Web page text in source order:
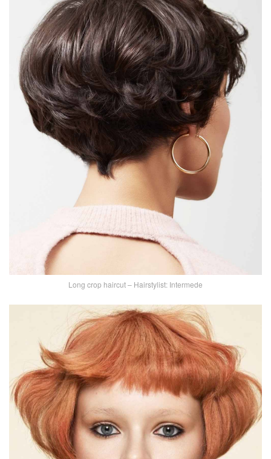
Long crop haircut – Hairstylist: Intermede